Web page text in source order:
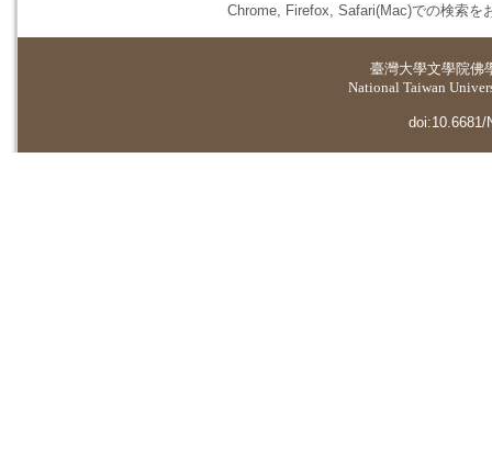
Chrome, Firefox, Safari(Mac)での検索を
臺灣大學文學院佛
National Taiwan
doi:10.6681/